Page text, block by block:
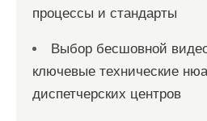
процессы и стандарты
Выбор бесшовной
ключевые технические
диспетчерских центров